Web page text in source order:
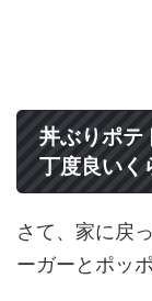
丼ぶりポ
丁度良いく
さて、家に戻
ーガーとポッ